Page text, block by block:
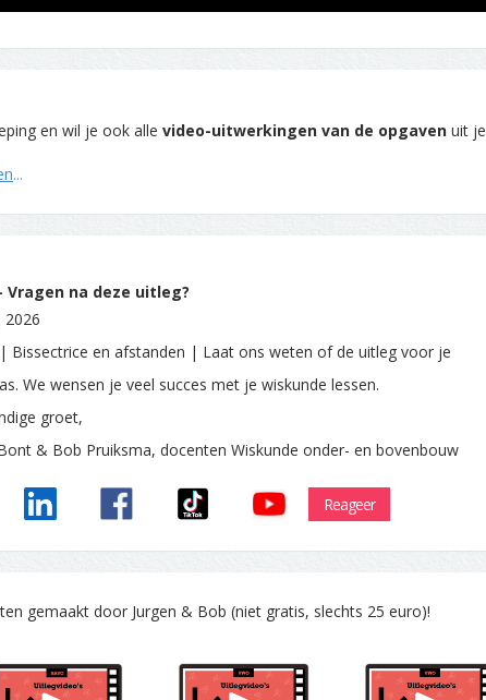
en wil je ook alle video-uitwerkingen van de opgaven uit je
...
Vragen na deze uitleg?
2026
Bissectrice en afstanden | Laat ons weten of de uitleg voor je
We wensen je veel succes met je wiskunde lessen.
groet,
& Bob Pruiksma, docenten Wiskunde onder- en bovenbouw
Reageer
gemaakt door Jurgen & Bob (niet gratis, slechts 25 euro)!